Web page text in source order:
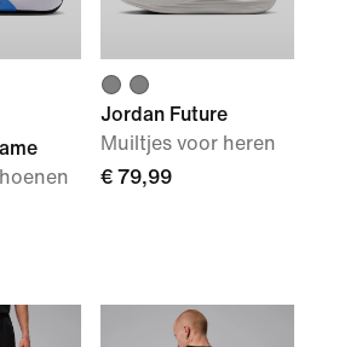
Jordan Future
Muiltjes voor heren
€ 79,99